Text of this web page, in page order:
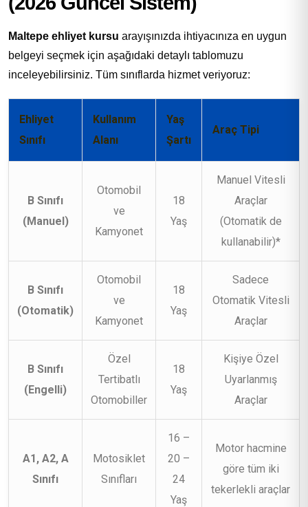
Maltepe ehliyet kursu arayışınızda ihtiyacınıza en uygun
belgeyi seçmek için aşağıdaki detaylı tablomuzu
inceleyebilirsiniz. Tüm sınıflarda hizmet veriyoruz:
Ehliyet
Sınıfı
Kullanım
Alanı
Yaş
Şartı
Araç Tipi
B Sınıfı
(Manuel)
Otomobil
ve
Kamyonet
18
Yaş
Manuel Vitesli
Araçlar
(Otomatik de
kullanabilir)*
B Sınıfı
(Otomatik)
Otomobil
ve
Kamyonet
18
Yaş
Sadece
Otomatik Vitesli
Araçlar
B Sınıfı
(Engelli)
Özel
Tertibatlı
Otomobiller
18
Yaş
Kişiye Özel
Uyarlanmış
Araçlar
A1, A2, A
Sınıfı
Motosiklet
Sınıfları
16 –
20 –
24
Yaş
Motor hacmine
göre tüm iki
tekerlekli araçlar